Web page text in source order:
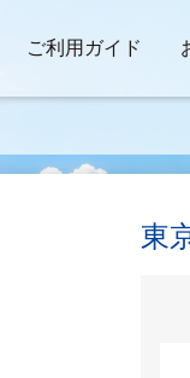
ご利用ガイド
東